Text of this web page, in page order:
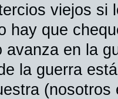
viejos si
hay que
avanza en la
la guerra